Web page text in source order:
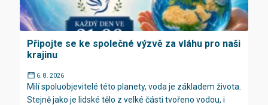
Připojte se ke společné výzvě za vláhu pro naši
krajinu
6. 8. 2026
Milí spoluobjevitelé této planety, voda je základem života.
Stejně jako je lidské tělo z velké části tvořeno vodou, i